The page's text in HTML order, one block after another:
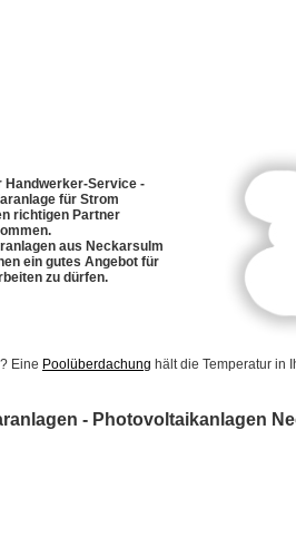
Handwerker-Service -
für Strom
richtigen Partner
aus Neckarsulm
ein gutes Angebot für
zu dürfen.
Eine Poolüberdachung hält die Temperatur in
- Photovoltaikanlagen